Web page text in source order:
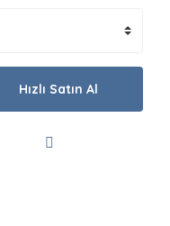
Hızlı Satın Al